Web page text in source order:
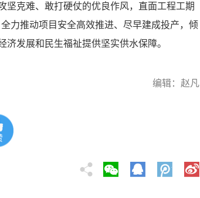
坚克难、敢打硬仗的优良作风，直面工程工期
力推动项目安全高效推进、尽早建成投产，倾
济发展和民生福祉提供坚实供水保障。
编辑：赵凡